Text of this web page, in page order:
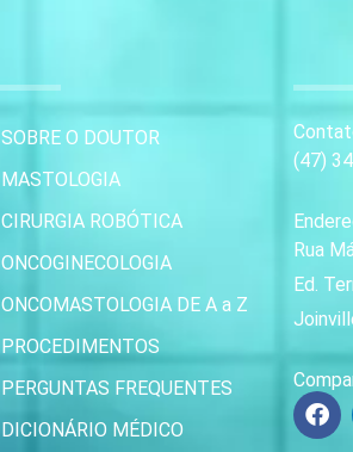
SOBRE O DOUTOR
MASTOLOGIA
CIRURGIA ROBÓTICA
ONCOGINECOLOGIA
ONCOMASTOLOGIA DE A a Z
PROCEDIMENTOS
PERGUNTAS FREQUENTES
DICIONÁRIO MÉDICO
(47)
Rua
Ed.
F
a